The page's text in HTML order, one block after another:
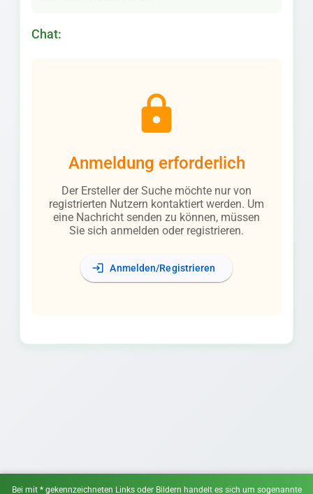
Chat:
lock
Anmeldung erforderlich
Der Ersteller der Suche möchte nur von
registrierten Nutzern kontaktiert werden. Um
eine Nachricht senden zu können, müssen
Sie sich anmelden oder registrieren.
login Anmelden/Registrieren
Bei mit * gekennzeichneten Links oder Bildern handelt es sich um sogenannte